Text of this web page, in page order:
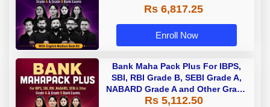
Rs 6,817.25
Enroll Now
Bank Maha Pack Plus For IBPS,
SBI, RBI Grade B, SEBI Grade A,
NABARD Grade A and Other Grade
A & Grade B Bank Exams
Rs 5,112.50